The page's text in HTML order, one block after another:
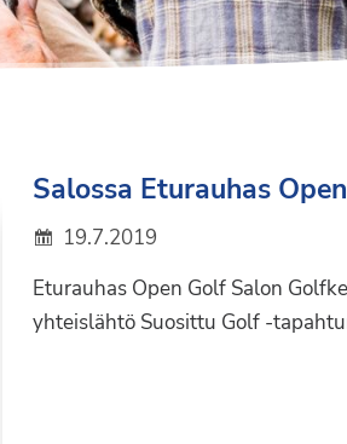
Salossa Eturauhas
19.7.2019
Eturauhas Open Golf Salon
yhteislähtö Suosittu Golf -